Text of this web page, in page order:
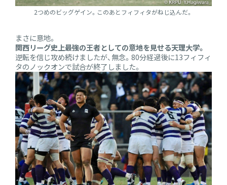
2つめのビッグゲイン。このあとフィフィタがねじ込んだ。
まさに意地。
関西リーグ史上最強の王者としての意地を見せる天理大学。
逆転を信じ攻め続けましたが、無念。80分経過後に13フィフィ
タのノックオンで試合が終了しました。